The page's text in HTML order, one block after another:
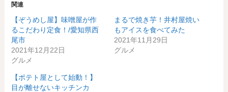
関連
【ぞうめし屋】味噌屋が作
るこだわり定食！/愛知県西
尾市
2021年12月22日
グルメ
まるで焼き芋！井村屋焼い
もアイスを食べてみた
2021年11月29日
グルメ
【ポテト屋として始動！】
目が離せないキッチンカ